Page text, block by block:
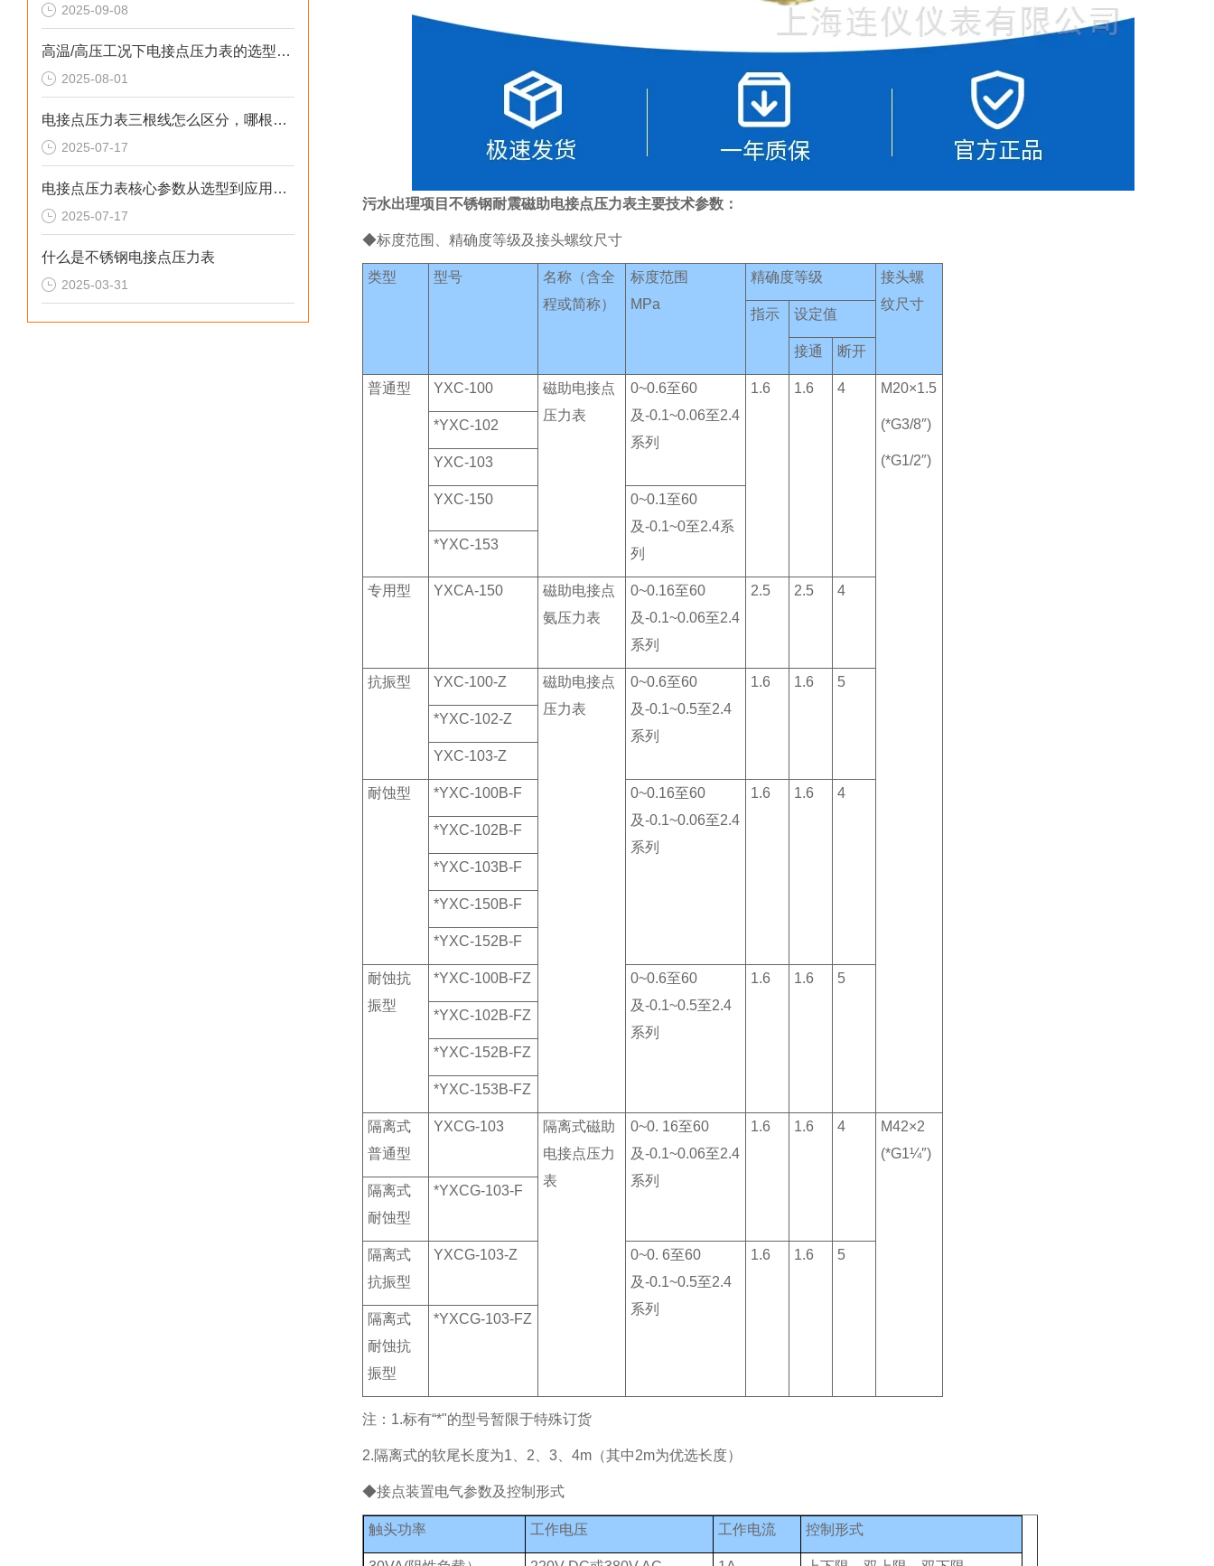
2025-09-08
高温/高压工况下电接点压力表的选型策略
2025-08-01
电接点压力表三根线怎么区分，哪根是公共端
2025-07-17
电接点压力表核心参数从选型到应用的系统化指南
2025-07-17
什么是不锈钢电接点压力表
2025-03-31
污水出理项目不锈钢耐震磁助电接点压力表主要技术参数：
◆标度范围、精确度等级及接头螺纹尺寸
类型 型号
名称（含全
程或简称）
标度范围
MPa
精确度等级
接头螺
纹尺寸
指示 设定值
接通 断开
普通型 YXC-100
磁助电接点
压力表
0~0.6至60
及-0.1~0.06至2.4
系列
1.6 1.6 4 M20×1.5
(*G3/8″)
(*G1/2″)
*YXC-102
YXC-103
YXC-150
0~0.1至60
及-0.1~0至2.4系
列
*YXC-153
专用型 YXCA-150
磁助电接点
氨压力表
0~0.16至60
及-0.1~0.06至2.4
系列
2.5 2.5 4
抗振型 YXC-100-Z
磁助电接点
压力表
0~0.6至60
及-0.1~0.5至2.4
系列
1.6 1.6 5
*YXC-102-Z
YXC-103-Z
耐蚀型 *YXC-100B-F
0~0.16至60
及-0.1~0.06至2.4
系列
1.6 1.6 4
*YXC-102B-F
*YXC-103B-F
*YXC-150B-F
*YXC-152B-F
耐蚀抗
振型
*YXC-100B-FZ
0~0.6至60
及-0.1~0.5至2.4
系列
1.6 1.6 5
*YXC-102B-FZ
*YXC-152B-FZ
*YXC-153B-FZ
隔离式
普通型
YXCG-103
隔离式磁助
电接点压力
表
0~0. 16至60
及-0.1~0.06至2.4
系列
1.6 1.6 4
M42×2
(*G1¼″)
隔离式
耐蚀型
*YXCG-103-F
隔离式
抗振型
YXCG-103-Z
0~0. 6至60
及-0.1~0.5至2.4
系列
1.6 1.6 5
隔离式
耐蚀抗
振型
*YXCG-103-FZ
注：1.标有“*"的型号暂限于特殊订货
2.隔离式的软尾长度为1、2、3、4m（其中2m为优选长度）
◆接点装置电气参数及控制形式
触头功率 工作电压 工作电流 控制形式